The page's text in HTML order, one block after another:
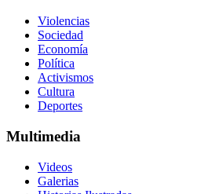
Violencias
Sociedad
Economía
Política
Activismos
Cultura
Deportes
Multimedia
Videos
Galerias